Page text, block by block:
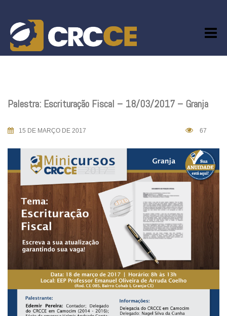
content
Palestra: Escrituração Fiscal – 18/03/2017 – Granja
15 DE MARÇO DE 2017 67